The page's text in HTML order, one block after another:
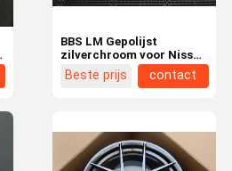
BBS LM Gepolijst
zilverchroom voor Nissan
GTR R35
Beste prijs contact